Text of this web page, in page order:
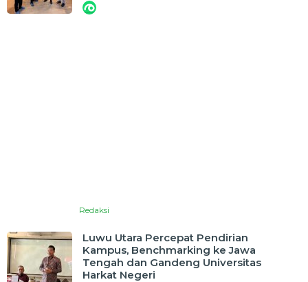
Redaksi
Luwu Utara Percepat Pendirian
Kampus, Benchmarking ke Jawa
Tengah dan Gandeng Universitas
Harkat Negeri